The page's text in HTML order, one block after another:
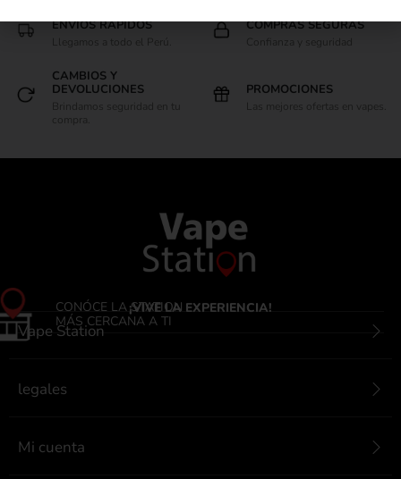
ENVIOS RÁPIDOS COMPRAS SEGURAS
Confianza y seguridad
CAMBIOS Y
DEVOLUCIONES
Brindamos seguridad en tu
compra.
PROMOCIONES
Las mejores ofertas en vapes.
¡VIVE LA EXPERIENCIA!
CONÓCE LA STATION
MÁS CERCANA A TI
Vape Station
legales
Mi cuenta